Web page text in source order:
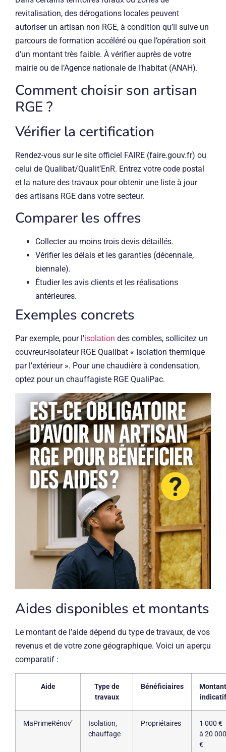
revitalisation, des dérogations locales peuvent
autoriser un artisan non RGE, à condition qu’il suive un
parcours de formation accéléré ou que l’opération soit
d’un montant très faible. À vérifier auprès de votre
mairie ou de l’Agence nationale de l’habitat (ANAH).
Comment choisir son artisan
RGE ?
Vérifier la certification
Rendez-vous sur le site officiel FAIRE (faire.gouv.fr) ou
celui de Qualibat/Qualit’EnR. Entrez votre code postal
et la nature des travaux pour obtenir une liste à jour
des artisans RGE dans votre secteur.
Comparer les offres
Collecter au moins trois devis détaillés.
Vérifier les délais et les garanties (décennale,
biennale).
Étudier les avis clients et les réalisations
antérieures.
Exemples concrets
Par exemple, pour l’isolation des combles, sollicitez un
couvreur-isolateur RGE Qualibat « Isolation thermique
par l’extérieur ». Pour une chaudière à condensation,
optez pour un chauffagiste RGE QualiPac.
Aides disponibles et montants
Le montant de l’aide dépend du type de travaux, de vos
revenus et de votre zone géographique. Voici un aperçu
comparatif :
Aide
Type de
travaux
Bénéficiaires
Montant
indicatif
MaPrimeRénov’
Isolation,
chauffage
Propriétaires
1 000 €
à 20 000
€